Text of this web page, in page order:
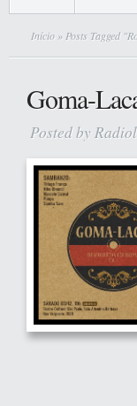
Início » Posts Tagged
Goma-
Posted by